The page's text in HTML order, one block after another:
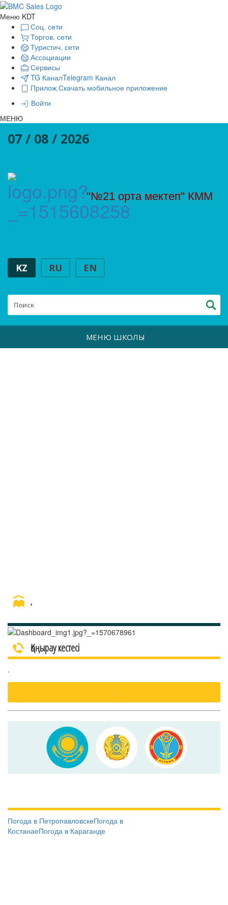
Меню KDT
Соц. сети
Торгов. сети
Туристич. сети
Ассоциации
Сервисы
TG КаналTelegram Канал
Прилож.Скачать мобильное приложение
Войти
МЕНЮ
07 / 08 / 2026
"№21 орта мектеп" КММ
KZ RU EN
МЕНЮ ШКОЛЫ
,
Қоңырау кестесі
.
.
Погода в ПетропавловскеПогода в
КостанаеПогода в Караганде